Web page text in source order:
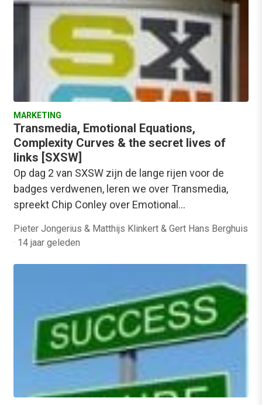
MARKETING
Transmedia, Emotional Equations,
Complexity Curves & the secret lives of
links [SXSW]
Op dag 2 van SXSW zijn de lange rijen voor de
badges verdwenen, leren we over Transmedia,
spreekt Chip Conley over Emotional…
Pieter Jongerius & Matthijs Klinkert & Gert Hans Berghuis
· 14 jaar geleden